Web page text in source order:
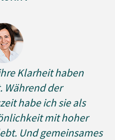
Klarheit haben
Während der
habe ich sie als
mit hoher
Und gemeinsames